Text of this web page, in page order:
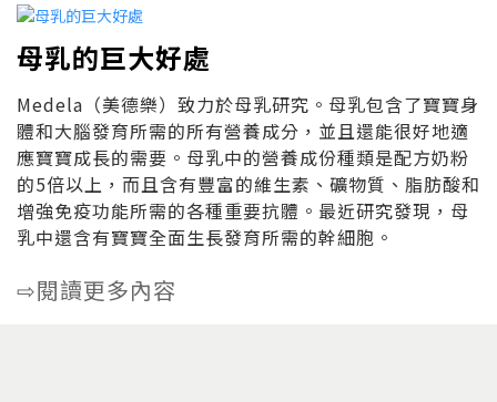
母乳的巨大好處
Medela（美德樂）致力於母乳研究。母乳包含了寶寶身
體和大腦發育所需的所有營養成分，並且還能很好地適
應寶寶成長的需要。母乳中的營養成份種類是配方奶粉
的5倍以上，而且含有豐富的維生素、礦物質、脂肪酸和
增強免疫功能所需的各種重要抗體。最近研究發現，母
乳中還含有寶寶全面生長發育所需的幹細胞。
⇨閱讀更多內容